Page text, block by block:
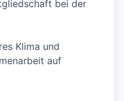
bei der
Klima und
auf